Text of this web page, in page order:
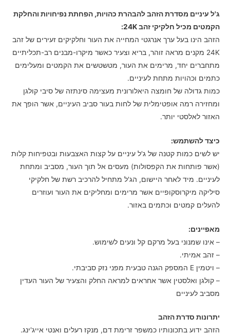
ג'ל עיניים מסדרת הזהב להבהרת כהויות, הפחתת נפיחויות והחלקת
הקמטים מכיל חלקיקי זהב 24K:
הזהב הינו בעל ערך אנרגטי המחייה את העור וחלקיקים זעירים של זהב
24K מקנים מראה זוהר, בריא וצעיר כאשר מיקרו-מבנים רב-תכליתיים
מתחברים יחד, מרימים את העור, מטשטשים את הקמטים ומעלימים
כתמים וכהויות מתחת לעיניים.
כמות גדולה של חומצה היאלורונית מעצימה סינתזה של סיבי קולגן
ומחזירה רמה אופטימלית של לחות בעור סביב העיניים, אשר הופך את
האזור לאלסטי יותר.
כיצד להשתמש:
יש לשים כמות קטנה של ג'ל עיניים על קצות האצבעות ובטפיחות קלות
(אשר פותחות את הקפסולות) מעסים אל תוך העור, מסביב ומתחת
לעיניים. מיד לאחר היישום, הג'ל מתחיל להרכיב רשת של חלקיקי
סיליקה מיקרוסקופיים אשר מרימים ומחליקים את העור ועוזרים
להעלים קמטים וכתמים באזור.
מאפיינים:
– אינו שמנוני בעל מרקם קל ונעים לשימוש.
– זהב אמיתי.
– ויטמין E המספק הגנה טבעית מפני נזק סביבתי.
– קולגן ואלסטין אשר אחראים למראה החלק והצעיר של העור העדין
מסביב לעיניים
יתרונות סדרת הזהב
הזהב ידוע בתכונותיו כמשפר זרימת דם, מנקז רעלים ואנטי אייג'ינג.